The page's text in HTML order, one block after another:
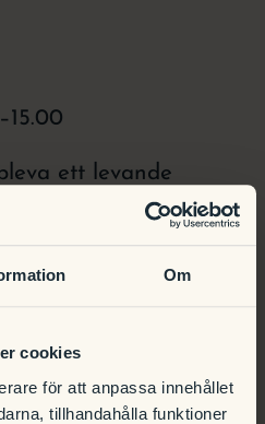
Om
cookies
för att anpassa innehållet
tillhandahålla funktioner
ett levande
guidning